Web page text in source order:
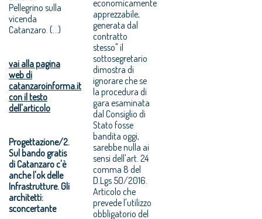
Pellegrino sulla
vicenda
Catanzaro. (...)
vai alla pagina
web di
catanzaroinforma.it
con il testo
dell'articolo
Progettazione/2.
Sul bando gratis
di Catanzaro c'è
anche l'ok delle
Infrastrutture. Gli
architetti:
sconcertante
economicamente
apprezzabile,
generata dal
contratto
stesso" il
sottosegretario
dimostra di
ignorare che se
la procedura di
gara esaminata
dal Consiglio di
Stato fosse
bandita oggi,
sarebbe nulla ai
sensi dell'art. 24
comma 8 del
D.Lgs 50/2016.
Articolo che
prevede l'utilizzo
obbligatorio del